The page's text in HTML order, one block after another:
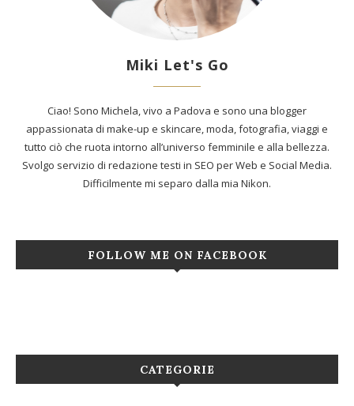
Miki Let's Go
Ciao! Sono Michela, vivo a Padova e sono una blogger
appassionata di make-up e skincare, moda, fotografia, viaggi e
tutto ciò che ruota intorno all’universo femminile e alla bellezza.
Svolgo servizio di redazione testi in SEO per Web e Social Media.
Difficilmente mi separo dalla mia Nikon.
FOLLOW ME ON FACEBOOK
CATEGORIE